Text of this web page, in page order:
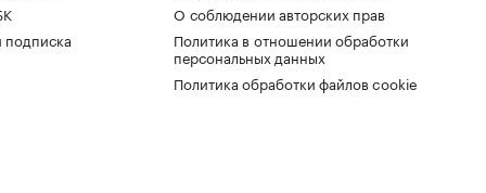
подписка
О соблюдении авторских прав
Политика в отношении обработки
персональных данных
Политика обработки файлов cookie